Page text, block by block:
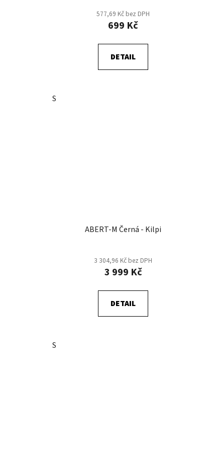
577,69 Kč bez DPH
699 Kč
DETAIL
S
ABERT-M Černá - Kilpi
3 304,96 Kč bez DPH
3 999 Kč
DETAIL
S